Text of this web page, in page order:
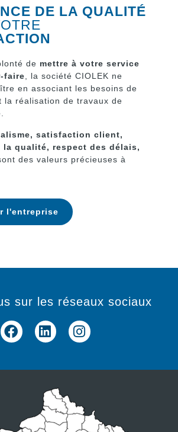
DE LA QUALITÉ
de mettre à votre service
faire, la société CIOLEK ne
en associant les besoins de
la réalisation de travaux de
satisfaction client,
la qualité, respect des délais,
des valeurs précieuses à
l'entreprise
sur les réseaux sociaux